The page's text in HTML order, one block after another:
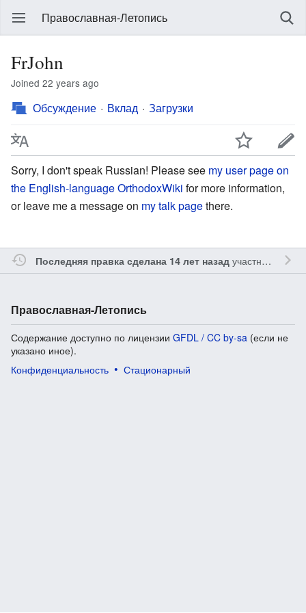
Православная-Летопись
FrJohn
Joined 22 years ago
Обсуждение Вклад Загрузки
Sorry, I don't speak Russian! Please see my user page on
the English-language OrthodoxWiki for more information,
or leave me a message on my talk pagethere.
Последняя правка сделана 14 лет назадучастником
Православная-Летопись
Содержание доступно по лицензии GFDL / CC by-sa (если не
указано иное).
Конфиденциальность
Стационарный